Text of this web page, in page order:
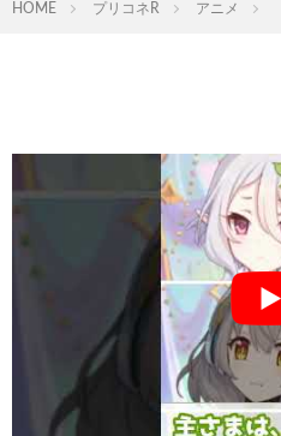
HOME プリコネR アニメ